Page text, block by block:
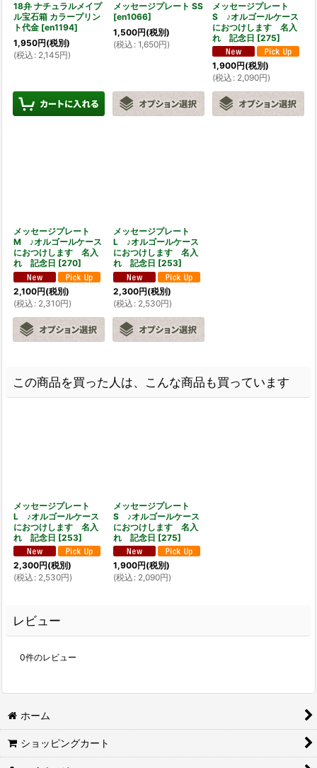
18弁 ナチュラルメイプ
ル宝石箱 カラープリン
ト代金 [en1194]
1,950円(税別)
(税込 : 2,145円)
メッセージプレート SS
[en1066]
1,500円(税別)
(税込 : 1,650円)
メッセージプレート
S ♪オルゴールケース
におつけします 名入
れ 記念日 [275]
1,900円(税別)
(税込 : 2,090円)
メッセージプレート
M ♪オルゴールケース
におつけします 名入
れ 記念日 [270]
2,100円(税別)
(税込 : 2,310円)
メッセージプレート
L ♪オルゴールケース
におつけします 名入
れ 記念日 [253]
2,300円(税別)
(税込 : 2,530円)
この商品を買った人は、こんな商品も買っています
メッセージプレート
L ♪オルゴールケース
におつけします 名入
れ 記念日 [253]
2,300円(税別)
(税込 : 2,530円)
メッセージプレート
S ♪オルゴールケース
におつけします 名入
れ 記念日 [275]
1,900円(税別)
(税込 : 2,090円)
レビュー
0件のレビュー
ホーム
ショッピングカート